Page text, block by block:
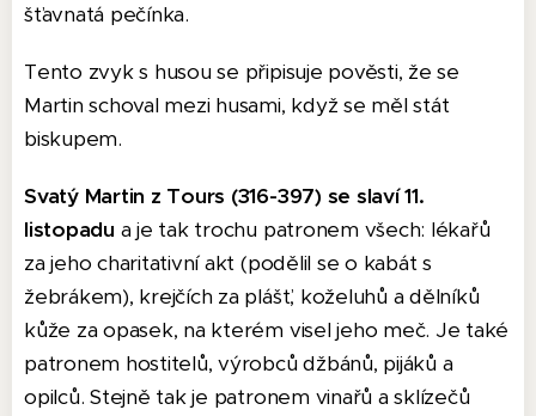
šťavnatá pečínka.
Tento zvyk s husou se připisuje pověsti, že se
Martin schoval mezi husami, když se měl stát
biskupem.
Svatý Martin z Tours (316-397) se slaví 11.
listopadu a je tak trochu patronem všech: lékařů
za jeho charitativní akt (podělil se o kabát s
žebrákem), krejčích za plášť, koželuhů a dělníků
kůže za opasek, na kterém visel jeho meč. Je také
patronem hostitelů, výrobců džbánů, pijáků a
opilců. Stejně tak je patronem vinařů a sklízečů